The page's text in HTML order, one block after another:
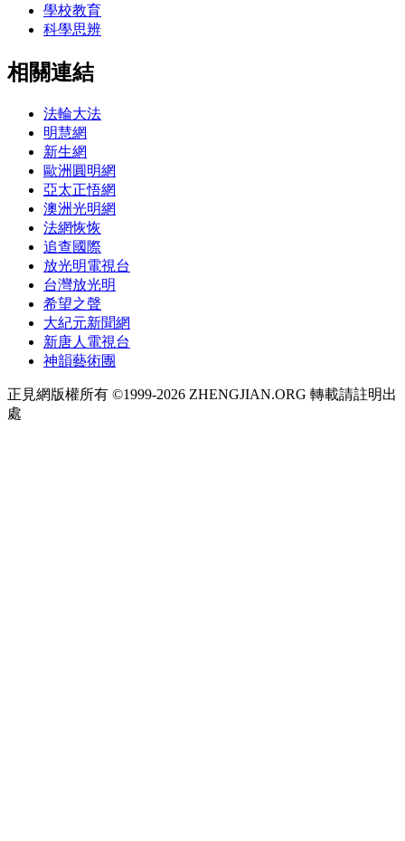
學校教育
科學思辨
相關連結
法輪大法
明慧網
新生網
歐洲圓明網
亞太正悟網
澳洲光明網
法網恢恢
追查國際
放光明電視台
台灣放光明
希望之聲
大紀元新聞網
新唐人電視台
神韻藝術團
正見網版權所有 ©1999-2026 ZHENGJIAN.ORG 轉載請註明出
處